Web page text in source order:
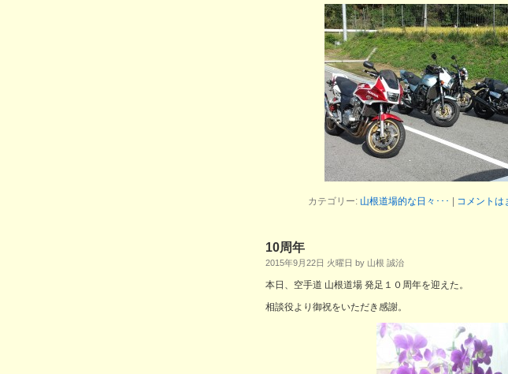
カテゴリー: 山根道場的な日々･･･ コメントは
10周年
2015年9月22日 火曜日 by 山根 誠治
本日、空手道 山根道場 発足１０周年を迎えた。
相談役より御祝をいただき感謝。